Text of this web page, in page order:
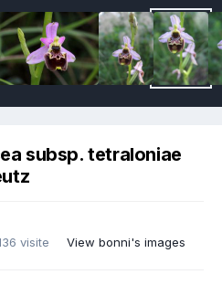
subsp. tetraloniae
visite View bonni's images